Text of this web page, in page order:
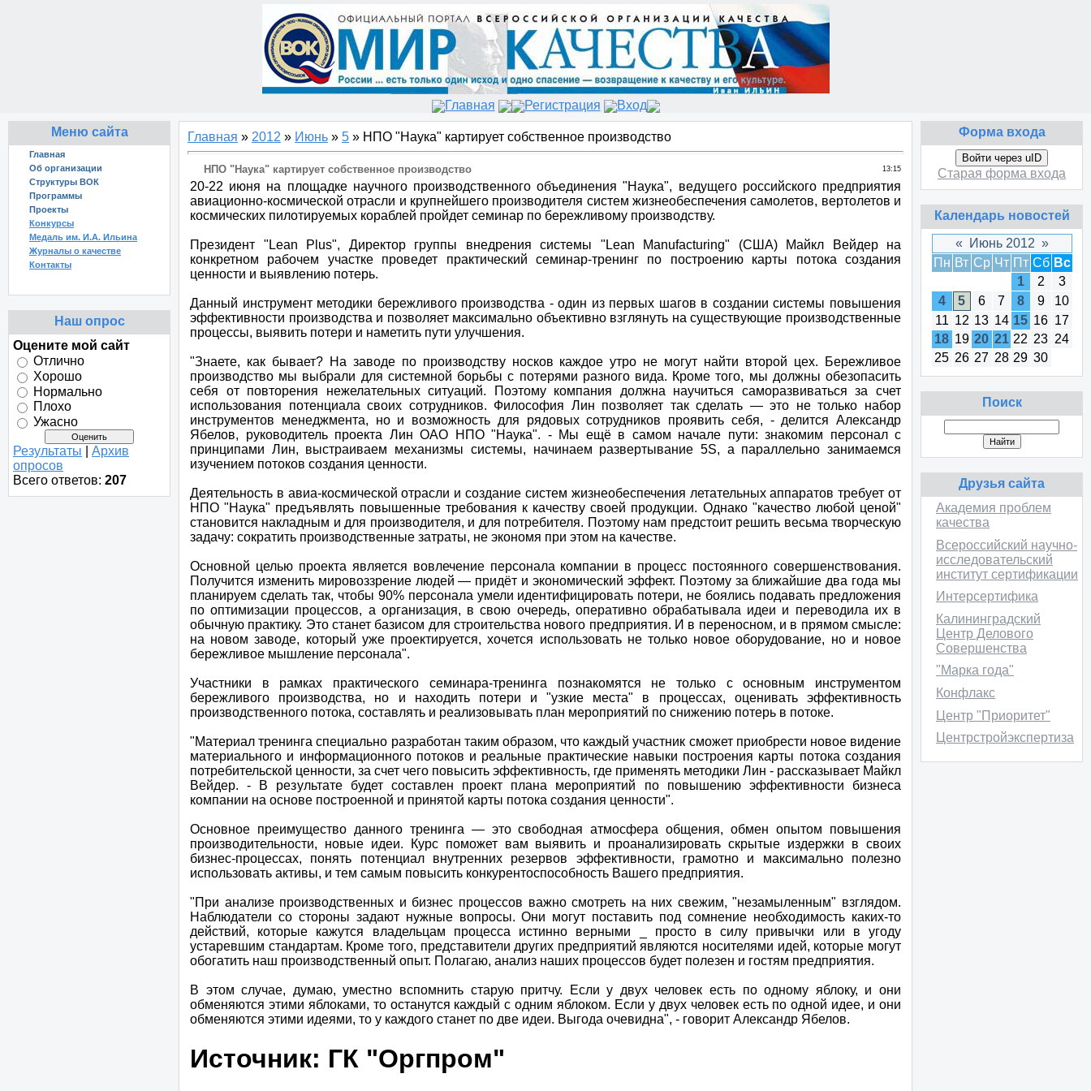
Главная Регистрация
Вход
Меню сайта
Главная
Об организации
Структуры ВОК
Программы
Проекты
Конкурсы
Медаль им. И.А. Ильина
Журналы о качестве
Контакты
Наш опрос
Оцените мой сайт
Отлично
Хорошо
Нормально
Плохо
Ужасно
Результаты
Архив
опросов
Всего ответов: 207
Главная » 2012 » Июнь » 5 » НПО "Наука" картирует собственное производство
НПО "Наука" картирует собственное производство 13:15
20-22 июня на площадке научного производственного объединения "Наука", ведущего российского предприятия
авиационно-космической отрасли и крупнейшего производителя систем жизнеобеспечения самолетов, вертолетов и
космических пилотируемых кораблей пройдет семинар по бережливому производству.
Президент "Lean Plus", Директор группы внедрения системы "Lean Manufacturing" (США) Майкл Вейдер на
конкретном рабочем участке проведет практический семинар-тренинг по построению карты потока создания
ценности и выявлению потерь.
Данный инструмент методики бережливого производства - один из первых шагов в создании системы повышения
эффективности производства и позволяет максимально объективно взглянуть на существующие производственные
процессы, выявить потери и наметить пути улучшения.
"Знаете, как бывает? На заводе по производству носков каждое утро не могут найти второй цех. Бережливое
производство мы выбрали для системной борьбы с потерями разного вида. Кроме того, мы должны обезопасить
себя от повторения нежелательных ситуаций. Поэтому компания должна научиться саморазвиваться за счет
использования потенциала своих сотрудников. Философия Лин позволяет так сделать — это не только набор
инструментов менеджмента, но и возможность для рядовых сотрудников проявить себя, - делится Александр
Ябелов, руководитель проекта Лин ОАО НПО "Наука". - Мы ещё в самом начале пути: знакомим персонал с
принципами Лин, выстраиваем механизмы системы, начинаем развертывание 5S, а параллельно занимаемся
изучением потоков создания ценности.
Деятельность в авиа-космической отрасли и создание систем жизнеобеспечения летательных аппаратов требует от
НПО "Наука" предъявлять повышенные требования к качеству своей продукции. Однако "качество любой ценой"
становится накладным и для производителя, и для потребителя. Поэтому нам предстоит решить весьма творческую
задачу: сократить производственные затраты, не экономя при этом на качестве.
Основной целью проекта является вовлечение персонала компании в процесс постоянного совершенствования.
Получится изменить мировоззрение людей — придёт и экономический эффект. Поэтому за ближайшие два года мы
планируем сделать так, чтобы 90% персонала умели идентифицировать потери, не боялись подавать предложения
по оптимизации процессов, а организация, в свою очередь, оперативно обрабатывала идеи и переводила их в
обычную практику. Это станет базисом для строительства нового предприятия. И в переносном, и в прямом смысле:
на новом заводе, который уже проектируется, хочется использовать не только новое оборудование, но и новое
бережливое мышление персонала".
Участники в рамках практического семинара-тренинга познакомятся не только с основным инструментом
бережливого производства, но и находить потери и "узкие места" в процессах, оценивать эффективность
производственного потока, составлять и реализовывать план мероприятий по снижению потерь в потоке.
"Материал тренинга специально разработан таким образом, что каждый участник сможет приобрести новое видение
материального и информационного потоков и реальные практические навыки построения карты потока создания
потребительской ценности, за счет чего повысить эффективность, где применять методики Лин - рассказывает Майкл
Вейдер. - В результате будет составлен проект плана мероприятий по повышению эффективности бизнеса
компании на основе построенной и принятой карты потока создания ценности".
Основное преимущество данного тренинга — это свободная атмосфера общения, обмен опытом повышения
производительности, новые идеи. Курс поможет вам выявить и проанализировать скрытые издержки в своих
бизнес-процессах, понять потенциал внутренних резервов эффективности, грамотно и максимально полезно
использовать активы, и тем самым повысить конкурентоспособность Вашего предприятия.
"При анализе производственных и бизнес процессов важно смотреть на них свежим, "незамыленным" взглядом.
Наблюдатели со стороны задают нужные вопросы. Они могут поставить под сомнение необходимость каких-то
действий, которые кажутся владельцам процесса истинно верными _ просто в силу привычки или в угоду
устаревшим стандартам. Кроме того, представители других предприятий являются носителями идей, которые могут
обогатить наш производственный опыт. Полагаю, анализ наших процессов будет полезен и гостям предприятия.
В этом случае, думаю, уместно вспомнить старую притчу. Если у двух человек есть по одному яблоку, и они
обменяются этими яблоками, то останутся каждый с одним яблоком. Если у двух человек есть по одной идее, и они
обменяются этими идеями, то у каждого станет по две идеи. Выгода очевидна", - говорит Александр Ябелов.
Источник: ГК "Оргпром"
Форма входа
Войти через uID
Старая форма входа
Календарь новостей
«
Июнь 2012 »
Пн Вт Ср Чт Пт Сб Вс
1
2
3
4
5 6 7 8 9
10
11 12 13 14 15 16 17
18 19 20 21 22 23 24
25 26 27 28 29 30
Поиск
Друзья сайта
Академия проблем
качества
Всероссийский научно-
исследовательский
институт сертификации
Интерсертифика
Калининградский
Центр Делового
Совершенства
"Марка года"
Конфлакс
Центр "Приоритет"
Центрстройэкспертиза